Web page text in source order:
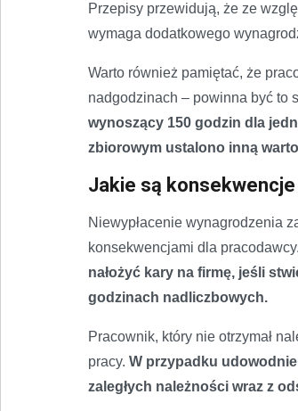
Przepisy przewidują, że ze
wymaga dodatkowego
Warto również pamiętać, że
nadgodzinach – powinna być to
wynoszący 150 godzin dla
zbiorowym ustalono inną
Jakie są
Niewypłacenie wynagrodzenia
konsekwencjami dla pracodawcy.
nałożyć kary na firmę, jeśli
godzinach nadliczbowych.
Pracownik, który nie otrzymał
pracy. W przypadku
zaległych należności wraz z